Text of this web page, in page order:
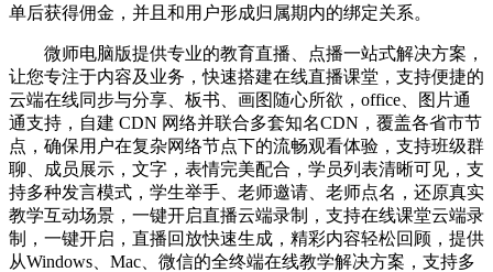
单后获得佣金，并且和用户形成归属期内的绑定关系。
微师电脑版提供专业的教育直播、点播一站式解决方案，
让您专注于内容及业务，快速搭建在线直播课堂，支持便捷的
云端在线同步与分享、板书、画图随心所欲，office、图片通
通支持，自建 CDN 网络并联合多套知名CDN，覆盖各省市节
点，确保用户在复杂网络节点下的流畅观看体验，支持班级群
聊、成员展示，文字，表情完美配合，学员列表清晰可见，支
持多种发言模式，学生举手、老师邀请、老师点名，还原真实
教学互动场景，一键开启直播云端录制，支持在线课堂云端录
制，一键开启，直播回放快速生成，精彩内容轻松回顾，提供
从Windows、Mac、微信的全终端在线教学解决方案，支持多